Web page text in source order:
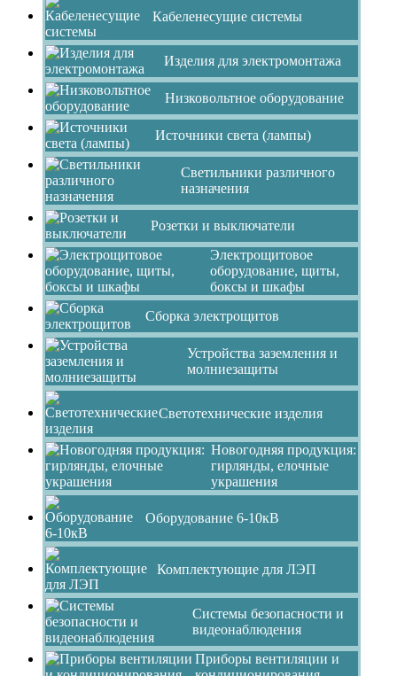
Кабеленесущие системы
Изделия для электромонтажа
Низковольтное оборудование
Источники света (лампы)
Светильники различного
назначения
Розетки и выключатели
Электрощитовое
оборудование, щиты,
боксы и шкафы
Сборка электрощитов
Устройства заземления и
молниезащиты
Светотехнические изделия
Новогодняя продукция:
гирлянды, елочные
украшения
Оборудование 6-10кВ
Комплектующие для ЛЭП
Системы безопасности и
видеонаблюдения
Приборы вентиляции и